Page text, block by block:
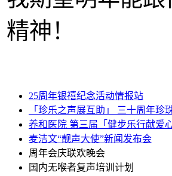
精神！
25周年银禧纪念活动情报站
「珍乐之声展互助」 三十周年珍
养和医院 第三届「健步乐行献爱心
麦洁文“靓声大使”新闻发布会
周年会庆联欢晚会
国内无喉者复声培训计划